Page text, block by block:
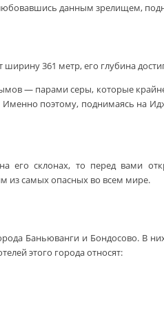
данным зрелищем,
361 метр, его глубина
— парами серы, которые крайне
поэтому, поднимаясь на
склонах, то перед вами
из самых опасных во всем мире.
Баньюванги и Бондосово. В
этого города относят: